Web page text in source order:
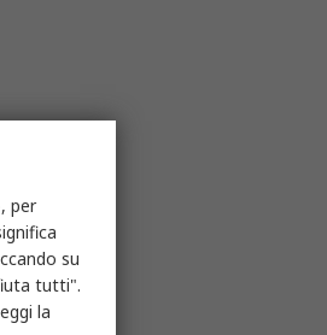
per
su
tutti".
la